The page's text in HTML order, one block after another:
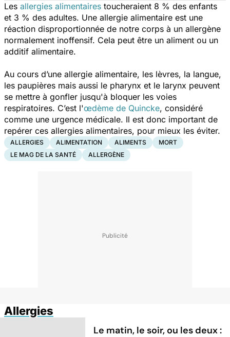
Les allergies alimentaires toucheraient 8 % des enfants
et 3 % des adultes. Une allergie alimentaire est une
réaction disproportionnée de notre corps à un allergène
normalement inoffensif. Cela peut être un aliment ou un
additif alimentaire.
Au cours d’une allergie alimentaire, les lèvres, la langue,
les paupières mais aussi le pharynx et le larynx peuvent
se mettre à gonfler jusqu'à bloquer les voies
respiratoires. C’est l'œdème de Quincke, considéré
comme une urgence médicale. Il est donc important de
repérer ces allergies alimentaires, pour mieux les éviter.
ALLERGIES ALIMENTATION ALIMENTS
MORT
LE MAG DE LA SANTÉ
ALLERGÈNE
Allergies
Le matin, le soir, ou les deux :